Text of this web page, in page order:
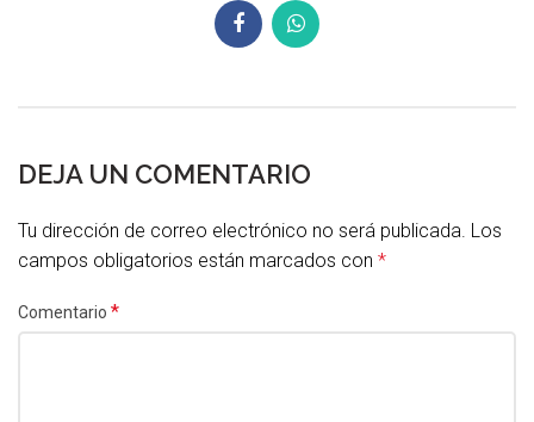
DEJA UN COMENTARIO
Tu dirección de correo electrónico no será publicada. Los
campos obligatorios están marcados con *
Comentario *